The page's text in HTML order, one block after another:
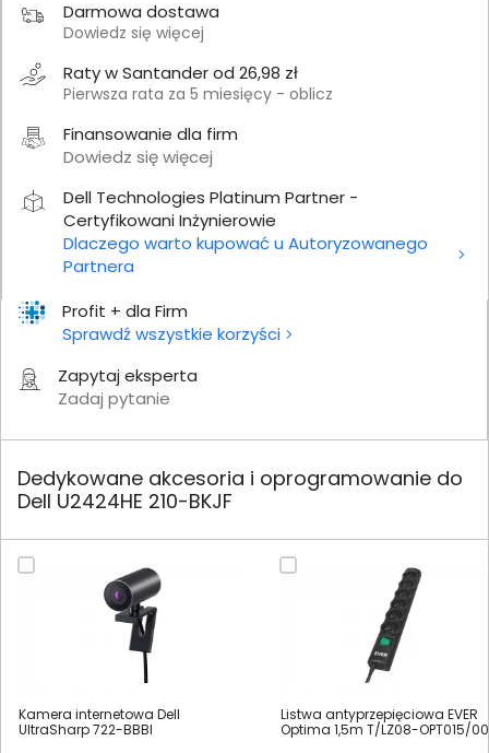
Profit + dla Firm
Sprawdź wszystkie korzyści
Zapytaj eksperta
Zadaj pytanie
Darmowa dostawa
Dowiedz się więcej
Raty w Santander od 26,98 zł
Pierwsza rata za 5 miesięcy - oblicz
Finansowanie dla firm
Dowiedz się więcej
Dell Technologies Platinum Partner -
Certyfikowani Inżynierowie
Dlaczego warto kupować u Autoryzowanego
Partnera
Dedykowane akcesoria i oprogramowanie do
Dell U2424HE 210-BKJF
Kamera internetowa Dell
UltraSharp 722-BBBI
Listwa antyprzepięciowa EVER
Optima 1,5m T/LZ08-OPT015/